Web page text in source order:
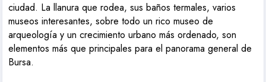
ciudad. La llanura que rodea, sus baños termales, varios
museos interesantes, sobre todo un rico museo de
arqueología y un crecimiento urbano más ordenado, son
elementos más que principales para el panorama general de
Bursa.